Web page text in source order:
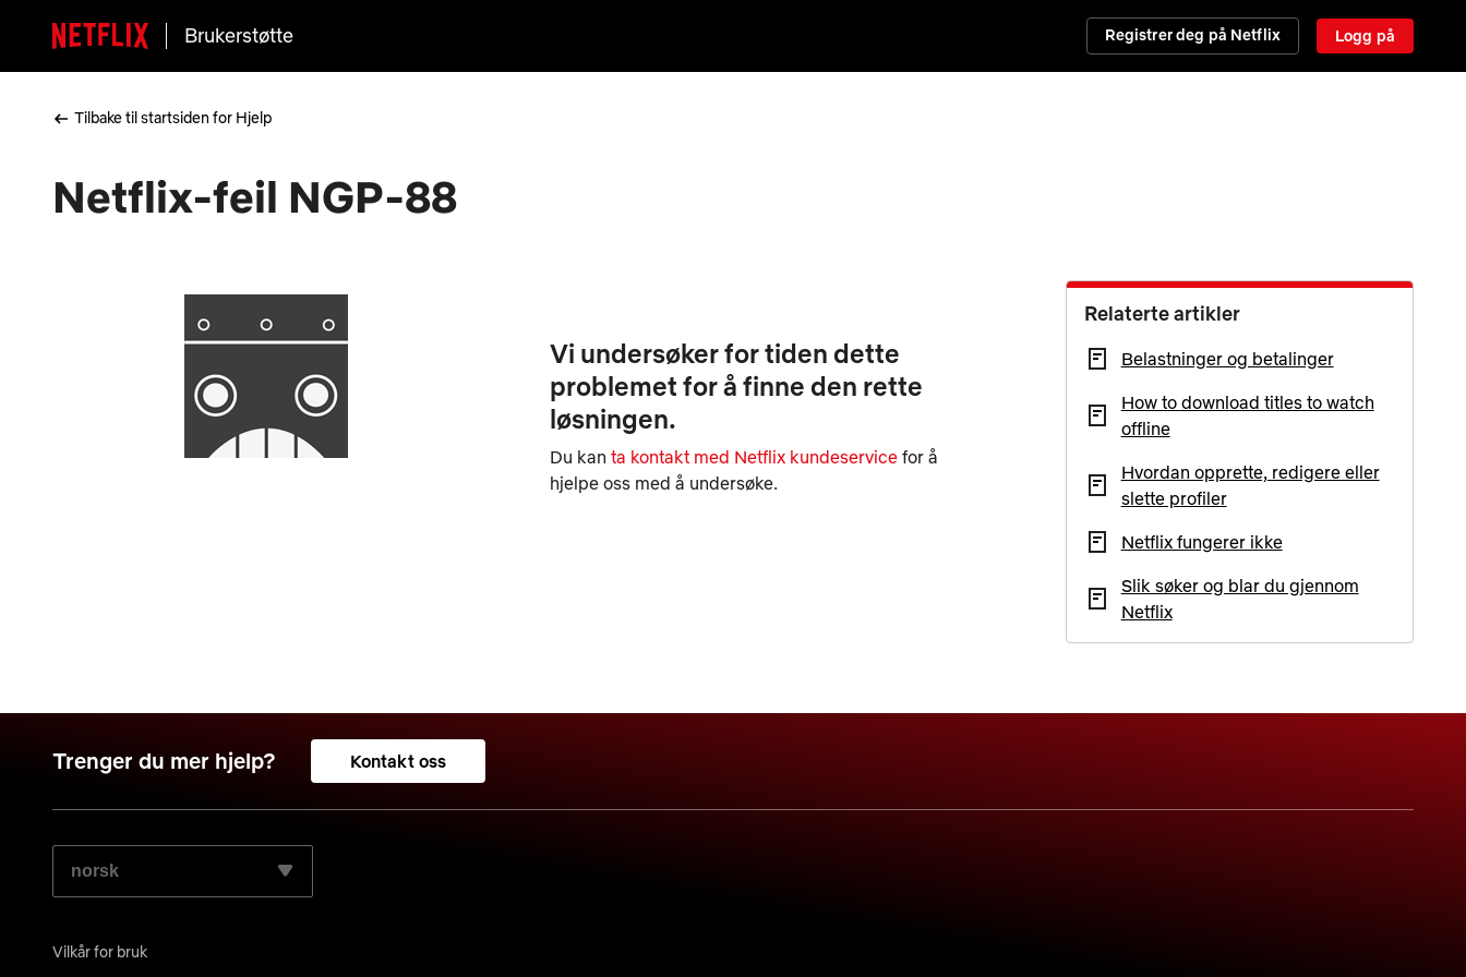
Brukerstøtte Registrer deg på Netflix Logg på
Tilbake til startsiden for Hjelp
Netflix-feil NGP-88
Vi undersøker for tiden dette
problemet for å finne den rette
løsningen.
Du kanta kontakt med Netflix kundeservice for å
hjelpe oss med å undersøke.
Relaterte artikler
Belastninger og betalinger
How to download titles to watch
offline
Hvordan opprette, redigere eller
slette profiler
Netflix fungerer ikke
Slik søker og blar du gjennom
Netflix
Trenger du mer hjelp? Kontakt oss
VELG DET SPRÅKET DU FORETREKKER:
Vilkår for bruk